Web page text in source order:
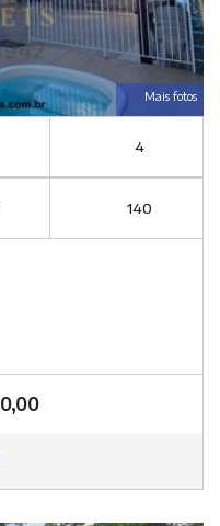
Mais fotos
4
140